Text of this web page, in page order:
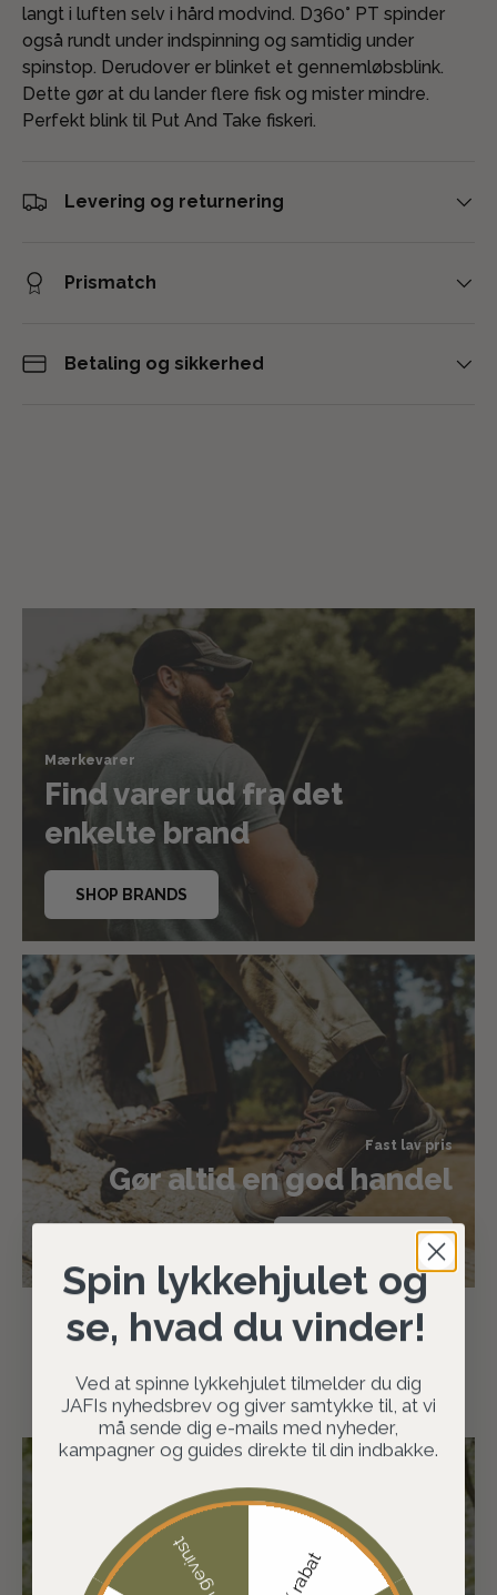
langt i luften selv i hård modvind. D360° PT spinder
også rundt under indspinning og samtidig under
spinstop. Derudover er blinket et gennemløbsblink.
Dette gør at du lander flere fisk og mister mindre.
Perfekt blink til Put And Take fiskeri.
Levering og returnering
Prismatch
Betaling og sikkerhed
Mærkevarer
Find varer ud fra det
enkelte brand
SHOP BRANDS
Fast lav pris
Gør altid en god handel
SHOP JAFI PRIS
JAFI er en del af
Jaguargruppen
Spin lykkehjulet og
se, hvad du vinder!
Ved at spinne lykkehjulet tilmelder du dig
JAFIs nyhedsbrev og giver samtykke til, at vi
må sende dig e-mails med nyheder,
kampagner og guides direkte til din indbakke.